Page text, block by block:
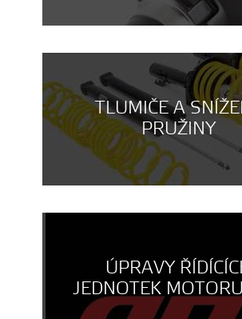
TLUMIČE A
PRUŽINY
ÚPRAVY
JEDNOTEK